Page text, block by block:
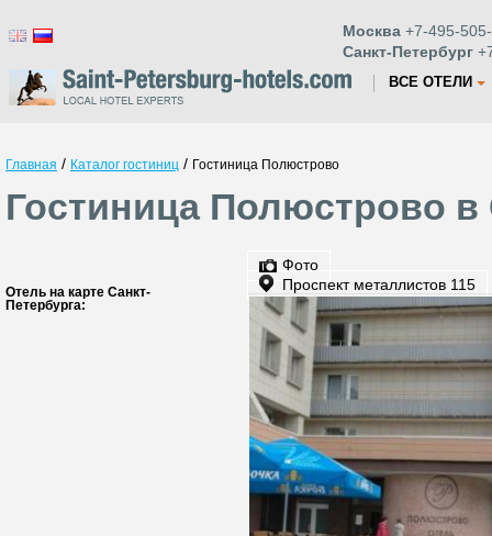
Москва +7-495-
Санкт-Петербург
ВСЕ ОТЕЛИ
Главная / Каталог гостиниц / Гостиница Полюстрово
Гостиница Полюстрово в
Отель на карте Санкт-
Петербурга:
Фото
Проспект металлистов 115